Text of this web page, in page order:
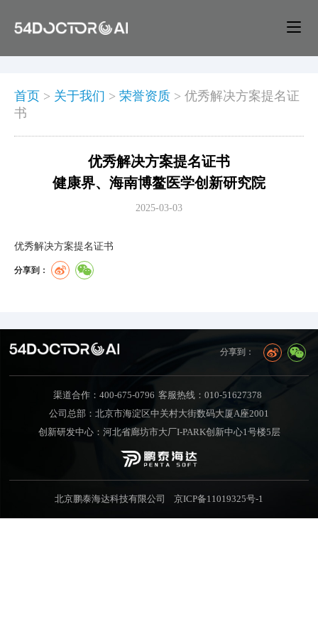
首页 > 关于我们 > 荣誉资质 > 优秀解决方案提名证
书
优秀解决方案提名证书
健康界、海南博鳌医学创新研究院
2025-03-03
优秀解决方案提名证书
分享到：
分享到：
渠道合作：400-675-0796 客服热线：010-51627378
公司总部：北京市海淀区中关村大街数码大厦A座2001
创新研发中心：河北省廊坊市大厂I-PARK创新中心1号楼5层
北京鹏泰海达科技有限公司 京ICP备11019325号-1